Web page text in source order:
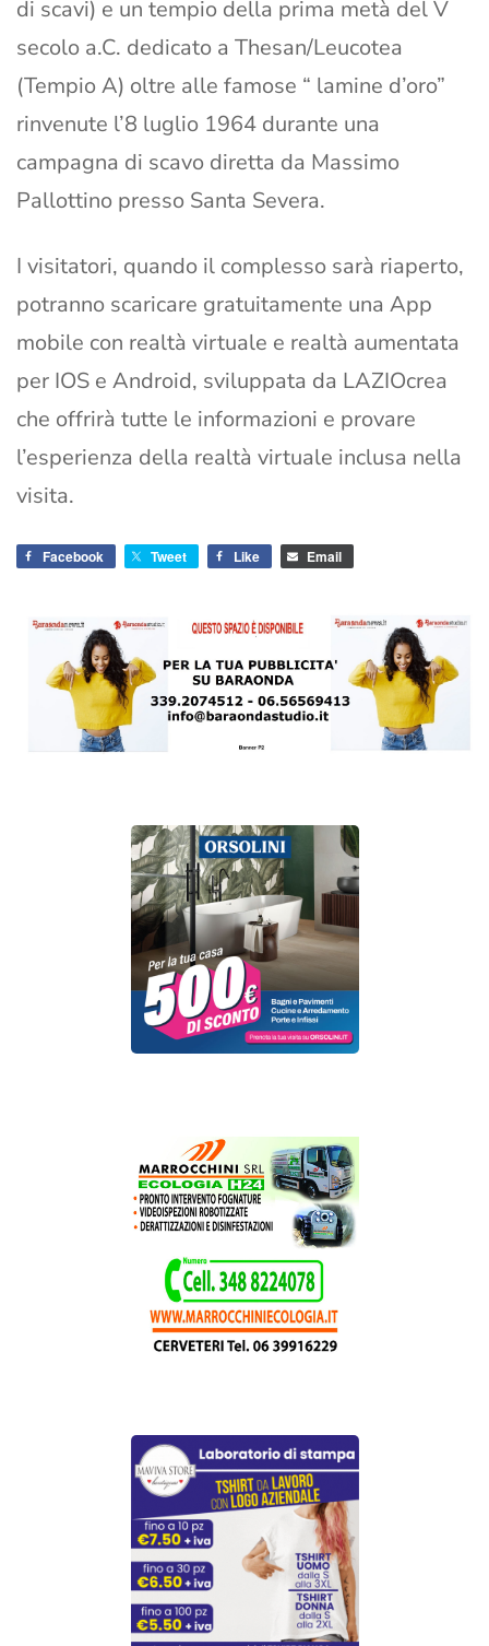
di scavi) e un tempio della prima metà del V
secolo a.C. dedicato a Thesan/Leucotea
(Tempio A) oltre alle famose “ lamine d’oro”
rinvenute l’8 luglio 1964 durante una
campagna di scavo diretta da Massimo
Pallottino presso Santa Severa.
I visitatori, quando il complesso sarà riaperto,
potranno scaricare gratuitamente una App
mobile con realtà virtuale e realtà aumentata
per IOS e Android, sviluppata da LAZIOcrea
che offrirà tutte le informazioni e provare
l’esperienza della realtà virtuale inclusa nella
visita.
Facebook Tweet Like Email